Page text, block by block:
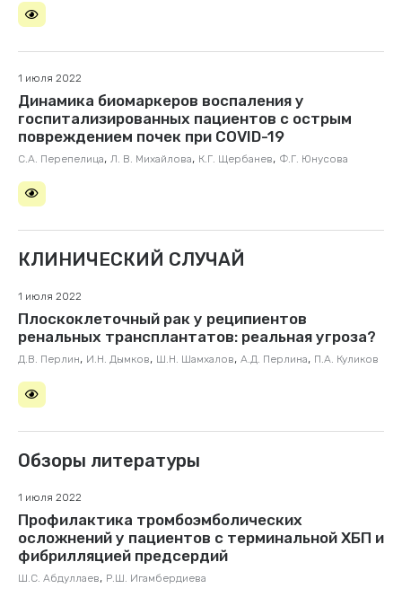
1 июля 2022
Динамика биомаркеров воспаления у
госпитализированных пациентов с острым
повреждением почек при COVID-19
С.А. Перепелица, Л. В. Михайлова, К.Г. Щербанев, Ф.Г. Юнусова
КЛИНИЧЕСКИЙ СЛУЧАЙ
1 июля 2022
Плоскоклеточный рак у реципиентов
ренальных трансплантатов: реальная угроза?
Д.В. Перлин, И.Н. Дымков, Ш.Н. Шамхалов, А.Д. Перлина, П.А. Куликов
Обзоры литературы
1 июля 2022
Профилактика тромбоэмболических
осложнений у пациентов с терминальной ХБП и
фибрилляцией предсердий
Ш.С. Абдуллаев, Р.Ш. Игамбердиева